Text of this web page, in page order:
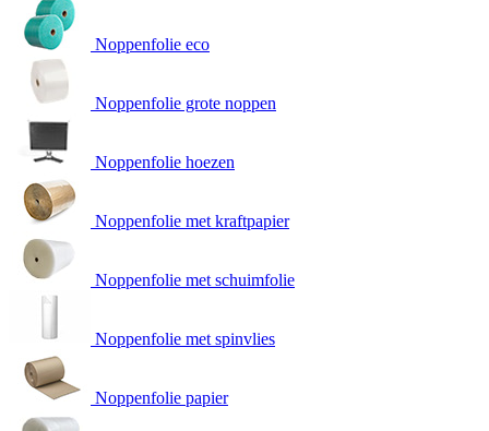
Noppenfolie eco
Noppenfolie grote noppen
Noppenfolie hoezen
Noppenfolie met kraftpapier
Noppenfolie met schuimfolie
Noppenfolie met spinvlies
Noppenfolie papier